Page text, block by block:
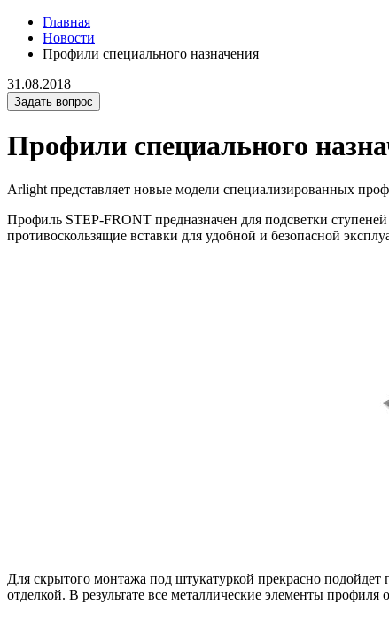
Главная
Новости
Профили специального назначения
31.08.2018
Задать вопрос
Профили специального
Arlight представляет новые модели специализированных
Профиль STEP-FRONT предназначен для подсветки
противоскользящие вставки для удобной и безопасной
Для скрытого монтажа под штукатуркой прекрасно
отделкой. В результате все металлические элементы профиля